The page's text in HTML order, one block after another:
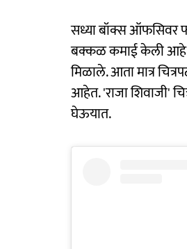
सध्या बॉक्स ऑफसिवर
बक्कळ कमाई केली आहे.
मिळाले. आता मात्र
आहेत. 'राजा शिवाजी'
घेऊयात.